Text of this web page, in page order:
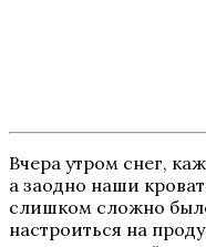
Вчера утром снег,
а заодно наши
слишком сложно
настроиться на